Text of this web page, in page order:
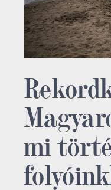
mi